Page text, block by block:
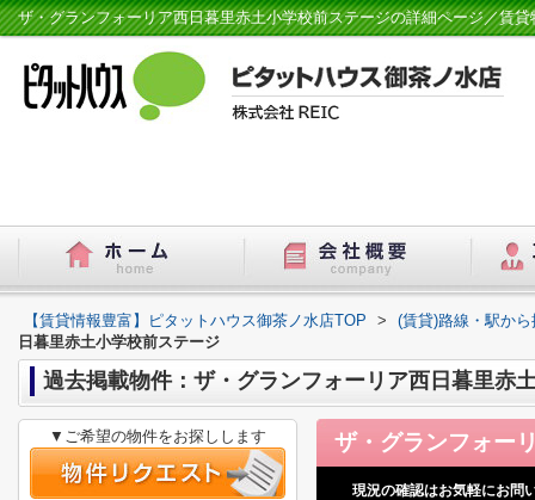
【賃貸情報豊富】ピタットハウス御茶ノ水店TOP >
(賃貸)路線・駅から
日暮里赤土小学校前ステージ
過去掲載物件：ザ・グランフォーリア西日暮里赤
現況の確認はお気軽にお問
▼ご希望の物件をお探しします